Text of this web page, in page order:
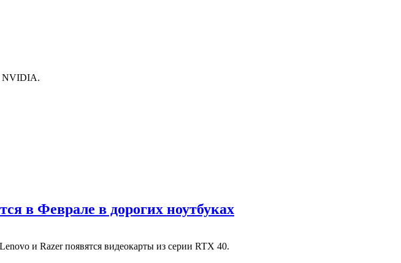
NVIDIA.
в Феврале в дорогих ноутбуках
и Razer появятся видеокарты из серии RTX 40.